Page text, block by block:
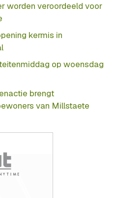
worden veroordeeld voor
kermis in
op woensdag
brengt
van Millstaete